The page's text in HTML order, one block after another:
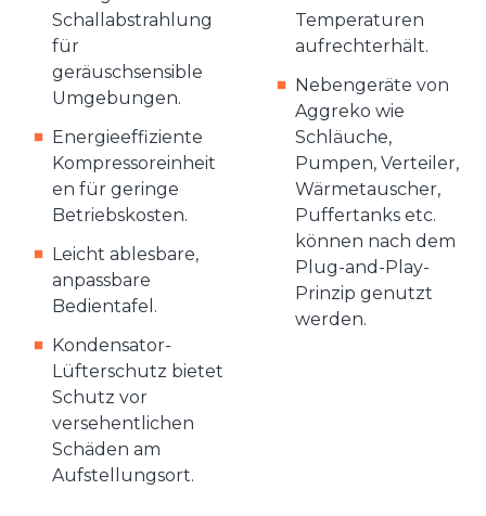
Schallabstrahlung
für
geräuschsensible
Umgebungen.
Energieeffiziente
Kompressoreinheit
en für geringe
Betriebskosten.
Leicht ablesbare,
anpassbare
Bedientafel.
Kondensator-
Lüfterschutz bietet
Schutz vor
versehentlichen
Schäden am
Aufstellungsort.
Temperaturen
aufrechterhält.
Nebengeräte von
Aggreko wie
Schläuche,
Pumpen, Verteiler,
Wärmetauscher,
Puffertanks etc.
können nach dem
Plug-and-Play-
Prinzip genutzt
werden.